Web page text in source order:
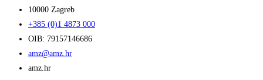
10000 Zagreb
+385 (0)1 4873 000
OIB: 79157146686
amz@amz.hr
amz.hr